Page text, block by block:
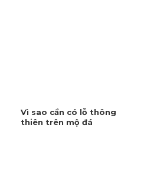
Vì sao cần có lỗ thông
thiên trên mộ đá